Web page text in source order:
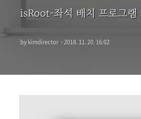
isRoot-좌석 배치 프로그램
by kimdirector ·2018. 11. 20. 16:02